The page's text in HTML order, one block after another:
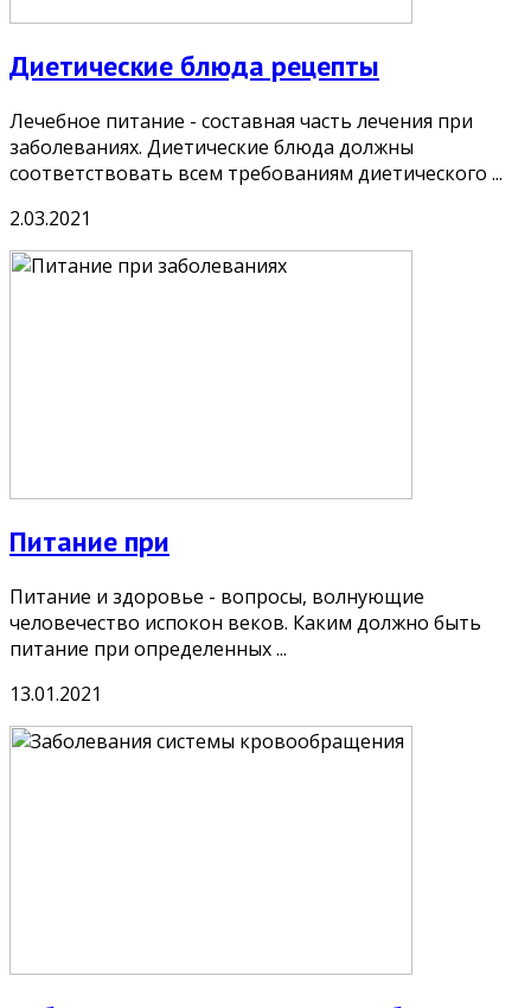
Диетические блюда рецепты
Лечебное питание - составная часть лечения при
заболеваниях. Диетические блюда должны
соответствовать всем требованиям диетического ...
2.03.2021
Питание при
Питание и здоровье - вопросы, волнующие
человечество испокон веков. Каким должно быть
питание при определенных ...
13.01.2021